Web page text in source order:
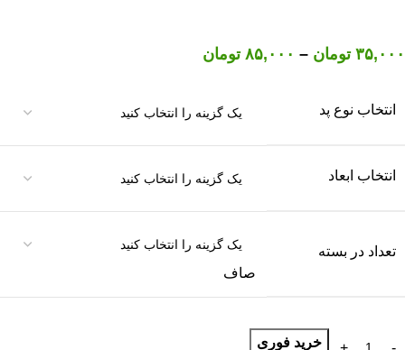
۳۵,۰۰۰ تومان – ۸۵,۰۰۰ تومان
انتخاب نوع پد
انتخاب ابعاد
تعداد در بسته
صاف
خرید فوری